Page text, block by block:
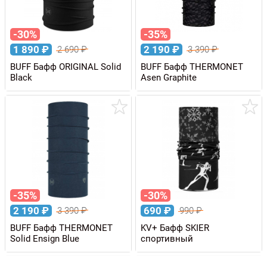
-30%
1 890 ₽ 2 690₽
BUFF Бафф ORIGINAL Solid
Black
-35%
2 190 ₽ 3 390₽
BUFF Бафф THERMONET
Asen Graphite
-35%
2 190 ₽ 3 390₽
BUFF Бафф THERMONET
Solid Ensign Blue
-30%
690 ₽ 990₽
KV+ Бафф SKIER
спортивный